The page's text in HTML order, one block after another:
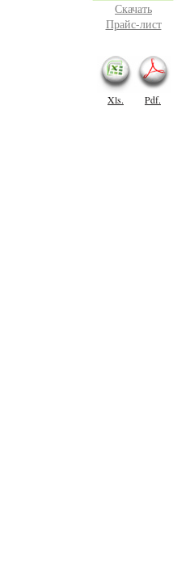
Скачать
Прайс-лист
Xls. Pdf.